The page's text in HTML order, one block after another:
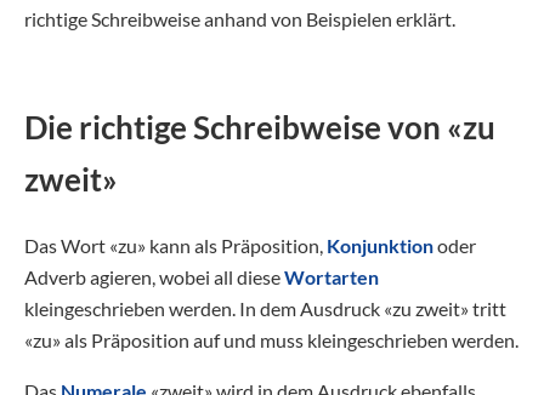
richtige Schreibweise anhand von Beispielen erklärt.
Die richtige Schreibweise von «zu
zweit»
Das Wort «zu» kann als Präposition, Konjunktionoder
Adverb agieren, wobei all dieseWortarten
kleingeschrieben werden. In dem Ausdruck «zu zweit» tritt
«zu» als Präposition auf und muss kleingeschrieben werden.